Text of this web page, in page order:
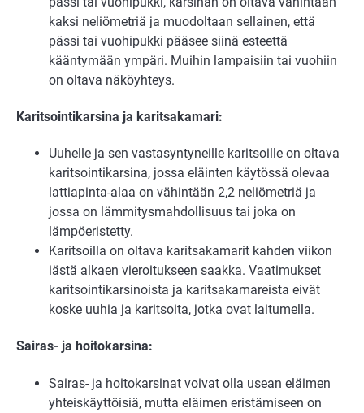
kaksi neliömetriä ja muodoltaan sellainen, että
pässi tai vuohipukki pääsee siinä esteettä
kääntymään ympäri. Muihin lampaisiin tai vuohiin
on oltava näköyhteys.
Karitsointikarsina ja karitsakamari:
Uuhelle ja sen vastasyntyneille karitsoille on oltava
karitsointikarsina, jossa eläinten käytössä olevaa
lattiapinta-alaa on vähintään 2,2 neliömetriä ja
jossa on lämmitysmahdollisuus tai joka on
lämpöeristetty.
Karitsoilla on oltava karitsakamarit kahden viikon
iästä alkaen vieroitukseen saakka. Vaatimukset
karitsointikarsinoista ja karitsakamareista eivät
koske uuhia ja karitsoita, jotka ovat laitumella.
Sairas- ja hoitokarsina:
Sairas- ja hoitokarsinat voivat olla usean eläimen
yhteiskäyttöisiä, mutta eläimen eristämiseen on